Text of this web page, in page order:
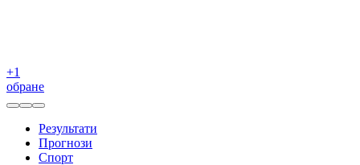
+1
обране
Результати
Прогнози
Спорт